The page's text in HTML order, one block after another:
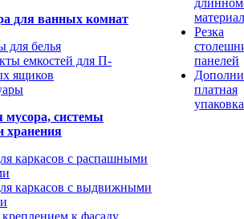
для ванных комнат
для белья
емкостей для П-
ящиков
мусора, системы
хранения
каркасов с распашными
каркасов с выдвижными
к фасаду
Резка
панелей
платная
упаковка